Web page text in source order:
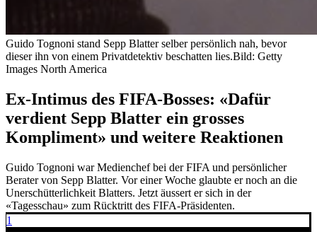
Guido Tognoni stand Sepp Blatter selber persönlich nah, bevor
dieser ihn von einem Privatdetektiv beschatten lies.Bild: Getty
Images North America
Ex-Intimus des FIFA-Bosses: «Dafür
verdient Sepp Blatter ein grosses
Kompliment» und weitere Reaktionen
Guido Tognoni war Medienchef bei der FIFA und persönlicher
Berater von Sepp Blatter. Vor einer Woche glaubte er noch an die
Unerschütterlichkeit Blatters. Jetzt äussert er sich in der
«Tagesschau» zum Rücktritt des FIFA-Präsidenten.
1